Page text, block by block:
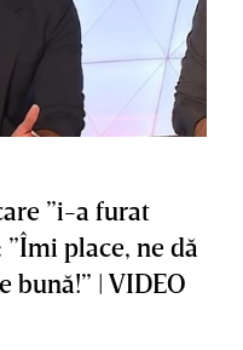
”i-a furat
place, ne dă
bună!” | VIDEO